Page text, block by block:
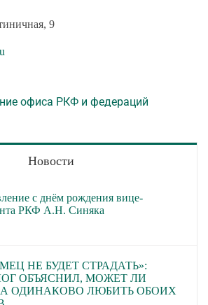
9
офиса РКФ и федераций
Новости
с днём рождения вице-
РКФ А.Н. Синяка
НЕ БУДЕТ СТРАДАТЬ»:
ОБЪЯСНИЛ, МОЖЕТ ЛИ
ОДИНАКОВО ЛЮБИТЬ ОБОИХ